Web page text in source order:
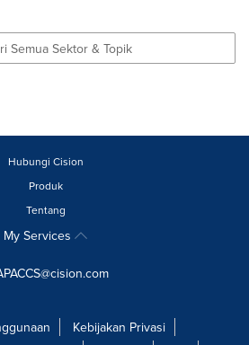
Semua Sektor & Topik
Hubungi Cision
Produk
Tentang
My Services
Kebijakan Privasi